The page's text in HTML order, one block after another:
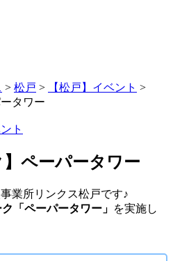
> 松戸 > 【松戸】イベント >
タワー
ト
】ペーパータワー
業所リンクス松戸です♪
「ペーパータワー」 を実施し